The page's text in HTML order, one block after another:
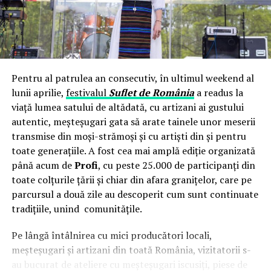
Rădulescu (Kawasaki) și care urmează să fie integrat în
programul de formare.
Programul este gratuit pentru cursanți și include o
metodologie adaptată dizabilităților locomotorii,
mentorat individual și, la final, un portofoliu cu
demonstrație practică filmată și o recomandare din
partea echipei tehnice UZINEX. Compania își pune apoi
la dispoziție rețeaua de clienți și parteneri industriali
pentru integrarea profesională a absolvenților.
„Noi nu facem caritate. Construim acces”, spune Sorin
Baciu, Director General UZINEX. „Diferența dintre 17%
în România și peste 50% în Europa nu se închide cu
compasiune, ci cu competențe reale și tehnologie pe
care piața chiar le plătește. Misiunea noastră a fost
mereu să eliminăm bariera dintre oameni și tehnologia
industrială avansată. Acest centru este forma ei cea mai
directă.”
Pentru al patrulea an consecutiv, în ultimul weekend al
lunii aprilie, festivalul Suflet de Româniaa readus la
viață lumea satului de altădată, cu artizani ai gustului
autentic, meșteșugari gata să arate tainele unor meserii
transmise din moși-strămoși și cu artiști din și pentru
toate generațiile. A fost cea mai amplă ediție organizată
până acum deProfi, cu peste 25.000 de participanți din
toate colțurile țării și chiar din afara granițelor, care pe
parcursul a două zile au descoperit cum sunt continuate
tradițiile, unind comunitățile.
Pe lângă întâlnirea cu mici producători locali,
meșteșugari și artizani din toată România, vizitatorii s-
au bucurat de ateliere cu meșteșugari iscusiți, piese de